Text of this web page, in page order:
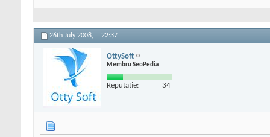
26th July 2008, 22:37
OttySoft
Membru SeoPedia
Reputatie: 34